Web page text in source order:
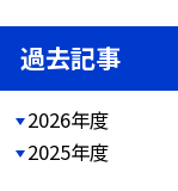
過去記事
2026年度
2025年度